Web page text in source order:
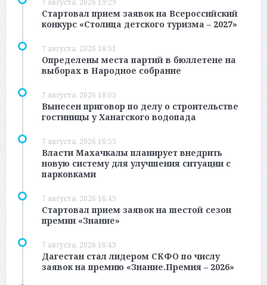
Стартовал прием заявок на Всероссийский
конкурс «Столица детского туризма – 2027»
7 августа, 2026 18:51
Определены места партий в бюллетене на
выборах в Народное собрание
7 августа, 2026 18:05
Вынесен приговор по делу о строительстве
гостиницы у Ханагского водопада
7 августа, 2026 16:55
Власти Махачкалы планирует внедрить
новую систему для улучшения ситуации с
парковками
7 августа, 2026 16:45
Стартовал прием заявок на шестой сезон
премии «Знание»
7 августа, 2026 16:43
Дагестан стал лидером СКФО по числу
заявок на премию «Знание.Премия – 2026»